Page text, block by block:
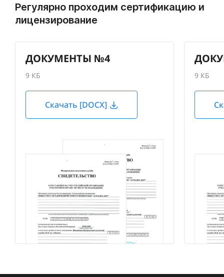
Регулярно проходим сертификацию и
лицензирование
ДОКУМЕНТЫ №4
9 КБ
Скачать [DOCX]
9 КБ